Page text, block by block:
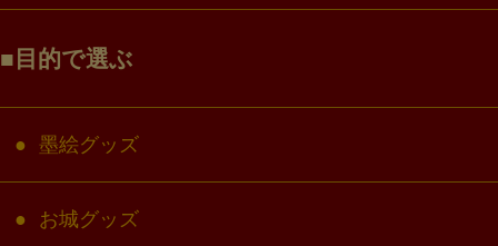
目的で選ぶ
墨絵グッズ
お城グッズ